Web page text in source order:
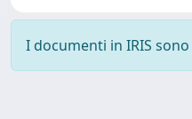
I documenti in IRIS